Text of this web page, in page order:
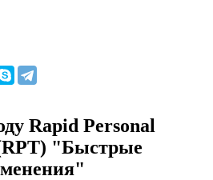
Rapid Personal
"Быстрые